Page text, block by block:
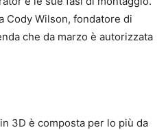
Cody Wilson, fondatore di
che da marzo è autorizzata
3D è composta per lo più da